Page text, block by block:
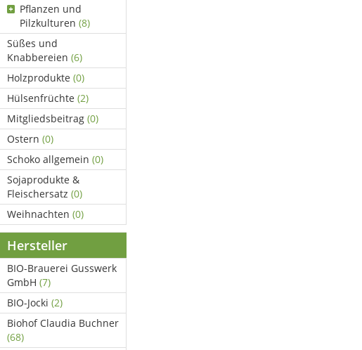
Pflanzen und
Pilzkulturen (8)
Süßes und
Knabbereien (6)
Holzprodukte (0)
Hülsenfrüchte (2)
Mitgliedsbeitrag (0)
Ostern (0)
Schoko allgemein (0)
Sojaprodukte &
Fleischersatz (0)
Weihnachten (0)
Hersteller
BIO-Brauerei Gusswerk
GmbH (7)
BIO-Jocki (2)
Biohof Claudia Buchner
(68)